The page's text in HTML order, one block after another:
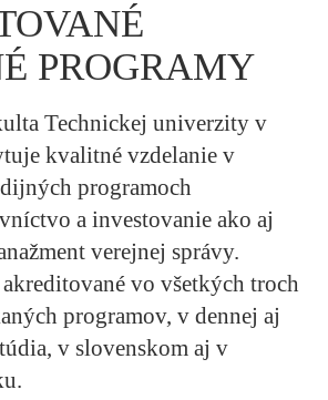
PROGRAMY
Technickej univerzity v
kvalitné vzdelanie v
programoch
a investovanie ako aj
verejnej správy.
vo všetkých troch
programov, v dennej aj
v slovenskom aj v